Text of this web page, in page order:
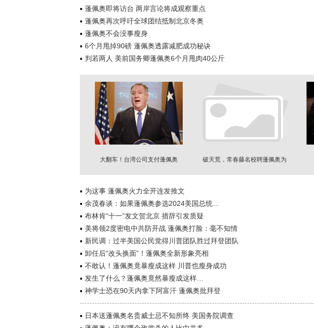
蓬佩奥即将访台 两岸言论将成观察重点
蓬佩奥再次呼吁全球团结抵制北京冬奥
蓬佩奥不会没事瘦身
6个月甩掉90磅 蓬佩奥透露减肥成功秘诀
判若两人 美前国务卿蓬佩奥6个月甩肉40公斤
大翻车！台湾公司支付蓬佩奥
破天荒，常春藤名校聘蓬佩奥为
为这事 蓬佩奥火力全开连发推文
余茂春谈：如果蓬佩奥参选2024美国总统…
布林肯“十一”发文贺北京 措辞引发质疑
美将领2度密电中共防开战 蓬佩奥打脸：毫不知情
新民调：过半美国公民觉得川普团队胜过拜登团队
卸任后“改头换面”！蓬佩奥全新形象亮相
不敢认！蓬佩奥竟暴瘦成这样 川普也瘦身成功
发生了什么？蓬佩奥竟然暴瘦成这样…
神学士恐在90天内拿下阿富汗 蓬佩奥批拜登
日本送蓬佩奥名贵威士忌不知所终 美国务院调查